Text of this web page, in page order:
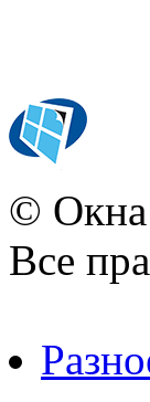
© Окна
Все